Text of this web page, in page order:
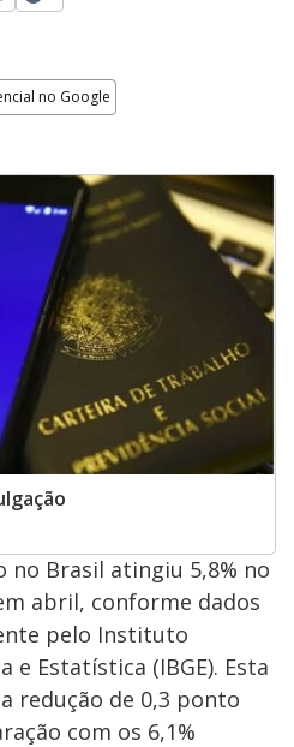
no Google
no Brasil atingiu 5,8% no
abril, conforme dados
pelo Instituto
e Estatística (IBGE). Esta
redução de 0,3 ponto
com os 6,1%